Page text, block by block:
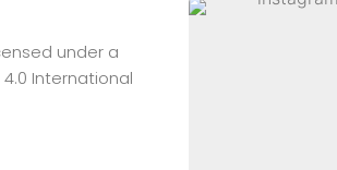
under a
International